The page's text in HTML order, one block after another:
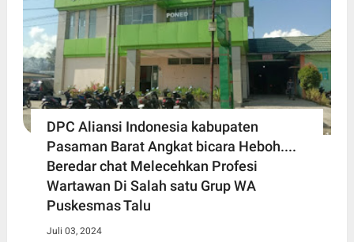
DPC Aliansi Indonesia kabupaten
Pasaman Barat Angkat bicara Heboh....
Beredar chat Melecehkan Profesi
Wartawan Di Salah satu Grup WA
Puskesmas Talu
Juli 03, 2024